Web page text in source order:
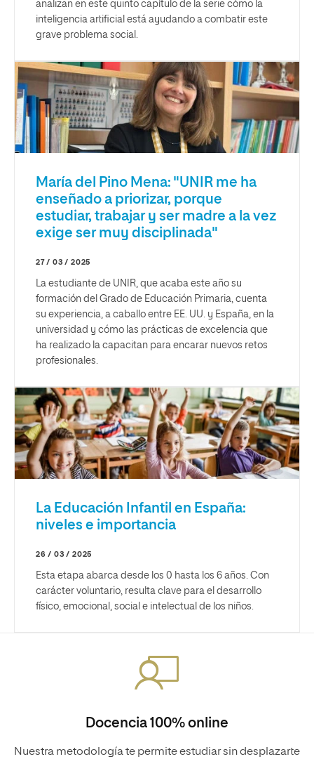
analizan en este quinto capítulo de la serie cómo la
inteligencia artificial está ayudando a combatir este
grave problema social.
María del Pino Mena: "UNIR me ha
enseñado a priorizar, porque
estudiar, trabajar y ser madre a la vez
exige ser muy disciplinada"
27 / 03 / 2025
La estudiante de UNIR, que acaba este año su
formación del Grado de Educación Primaria, cuenta
su experiencia, a caballo entre EE. UU. y España, en la
universidad y cómo las prácticas de excelencia que
ha realizado la capacitan para encarar nuevos retos
profesionales.
La Educación Infantil en España:
niveles e importancia
26 / 03 / 2025
Esta etapa abarca desde los 0 hasta los 6 años. Con
carácter voluntario, resulta clave para el desarrollo
físico, emocional, social e intelectual de los niños.
Docencia 100% online
Nuestra metodología te permite estudiar sin desplazarte